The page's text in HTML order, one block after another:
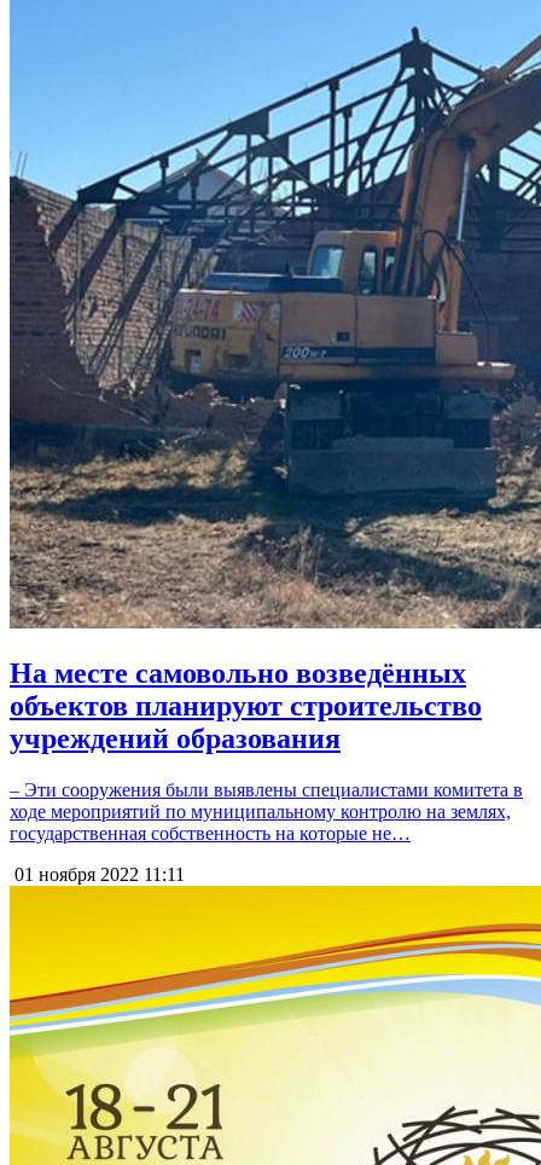
На месте самовольно возведённых
объектов планируют строительство
учреждений образования
– Эти сооружения были выявлены специалистами комитета в
ходе мероприятий по муниципальному контролю на землях,
государственная собственность на которые не…
01 ноября 2022 11:11